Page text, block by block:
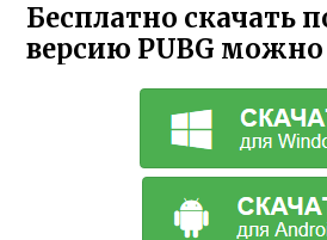
Бесплатно скачать
версию PUBG можно